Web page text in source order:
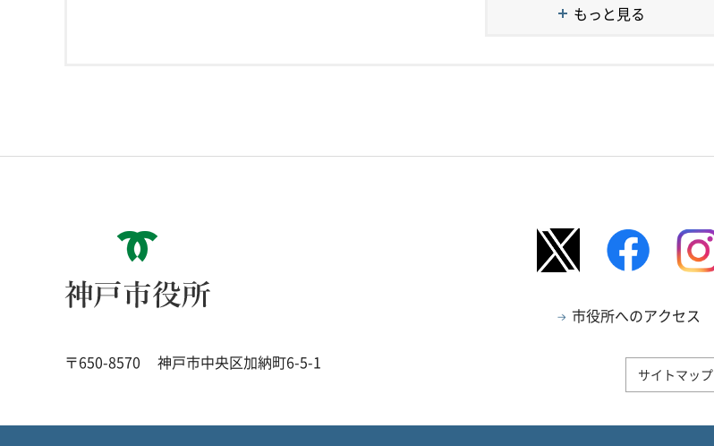
もっと見る
神戸市役所
〒650-8570 神戸市中央区加納町6-5-1
市役所へのアクセス
サイトマップ